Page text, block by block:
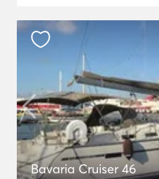
Bavaria Cruiser 46